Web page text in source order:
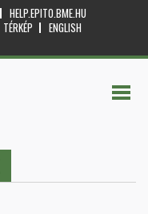
HELP.EPITO.BME.HU
TÉRKÉP
ENGLISH